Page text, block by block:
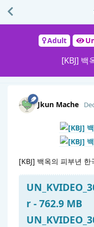
Adult
[KBJ] 백
Jkun Mache
[KBJ] 백옥의 피부년 한
r - 762.9 MB